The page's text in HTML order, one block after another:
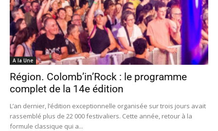
A la Une
Région. Colomb’in’Rock : le programme
complet de la 14e édition
L’an dernier, l’édition exceptionnelle organisée sur trois jours avait
rassemblé plus de 22 000 festivaliers. Cette année, retour à la
formule classique qui a...